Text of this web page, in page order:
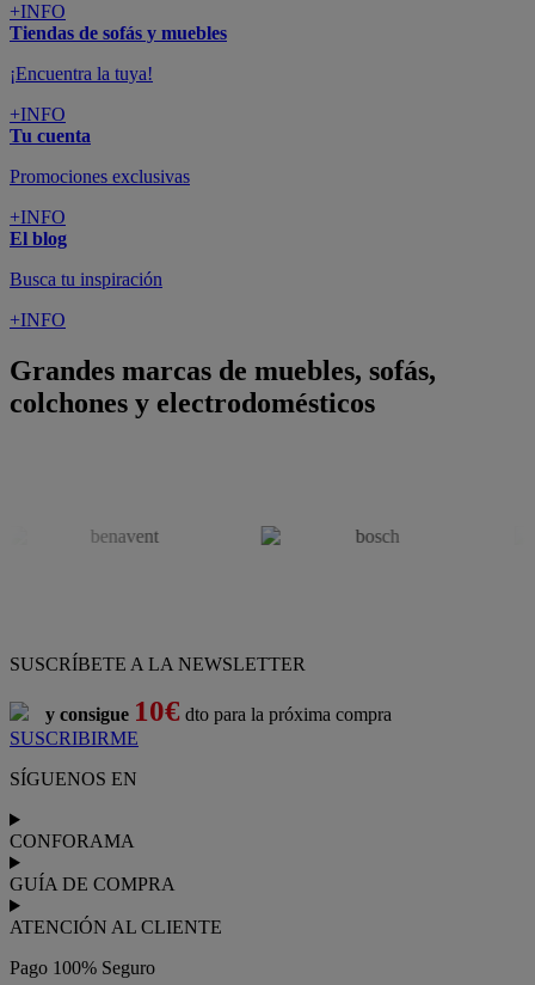
+INFO
Tiendas de sofás y muebles
¡Encuentra la tuya!
+INFO
Tu cuenta
Promociones exclusivas
+INFO
El blog
Busca tu inspiración
+INFO
Grandes marcas de muebles, sofás,
colchones y electrodomésticos
SUSCRÍBETE A LA NEWSLETTER
y consigue 10€ dto para la próxima compra
SUSCRIBIRME
SÍGUENOS EN
CONFORAMA
GUÍA DE COMPRA
ATENCIÓN AL CLIENTE
Pago 100% Seguro